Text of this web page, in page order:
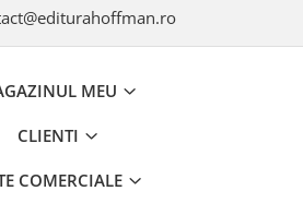
MEU
CLIENTI
COMERCIALE